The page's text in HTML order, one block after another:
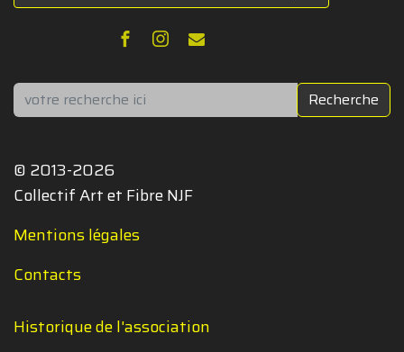
Rechercher Recherche
© 2013-2026
Collectif Art et Fibre NJF
Mentions légales
Contacts
Historique de l'association